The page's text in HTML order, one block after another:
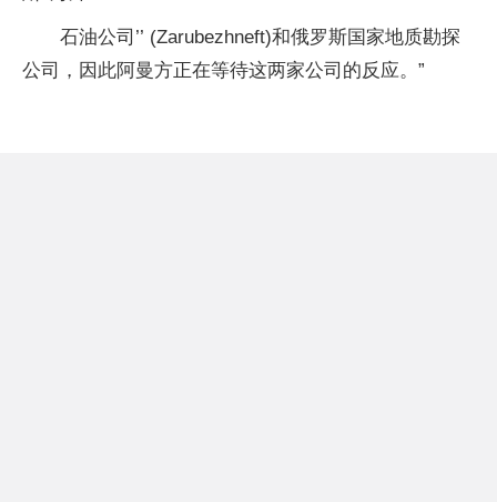
石油公司’’ (Zarubezhneft)和俄罗斯国家地质勘探
公司，因此阿曼方正在等待这两家公司的反应。”